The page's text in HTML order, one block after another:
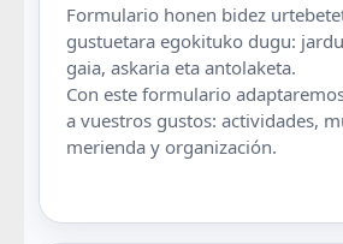
Formulario honen bidez
gustuetara egokituko dugu:
gaia, askaria eta antolaketa.
Con este formulario
a vuestros gustos: actividades,
merienda y organización.